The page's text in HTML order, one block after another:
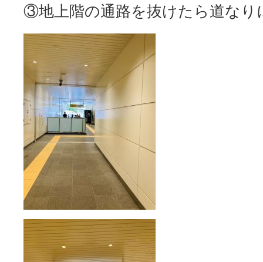
③地上階の通路を抜けたら道なり